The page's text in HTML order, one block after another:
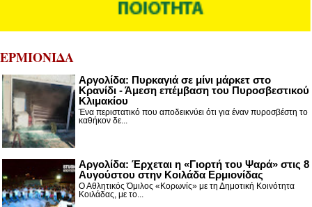
ΕΡΜΙΟΝΙΔΑ
Αργολίδα: Πυρκαγιά σε μίνι μάρκετ στο
Κρανίδι - Άμεση επέμβαση του Πυροσβεστικού
Κλιμακίου
Ένα περιστατικό που αποδεικνύει ότι για έναν πυροσβέστη το
καθήκον δε...
Αργολίδα: Έρχεται η «Γιορτή του Ψαρά» στις 8
Αυγούστου στην Κοιλάδα Ερμιονίδας
Ο Αθλητικός Όμιλος «Κορωνίς» με τη Δημοτική Κοινότητα
Κοιλάδας, με το...